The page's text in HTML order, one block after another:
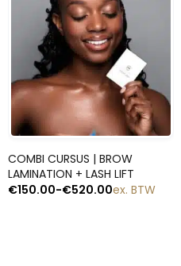
COMBI CURSUS | BROW
LAMINATION + LASH LIFT
€150.00-€520.00ex. BTW